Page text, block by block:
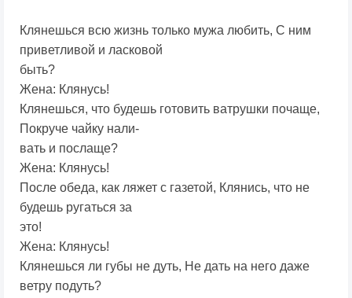
Клянешься всю жизнь только мужа любить, С ним
приветливой и ласковой
быть?
Жена: Клянусь!
Клянешься, что будешь готовить ватрушки почаще,
Покруче чайку нали-
вать и послаще?
Жена: Клянусь!
После обеда, как ляжет с газетой, Клянись, что не
будешь ругаться за
это!
Жена: Клянусь!
Клянешься ли губы не дуть, Не дать на него даже
ветру подуть?